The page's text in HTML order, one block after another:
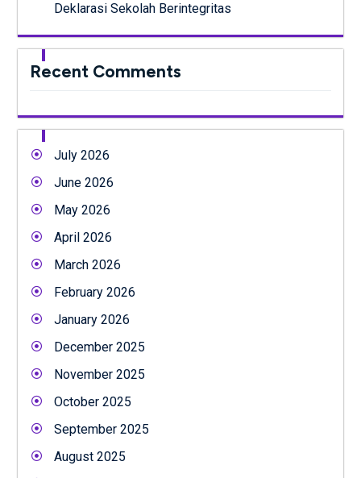
Deklarasi Sekolah Berintegritas
Recent Comments
July 2026
June 2026
May 2026
April 2026
March 2026
February 2026
January 2026
December 2025
November 2025
October 2025
September 2025
August 2025